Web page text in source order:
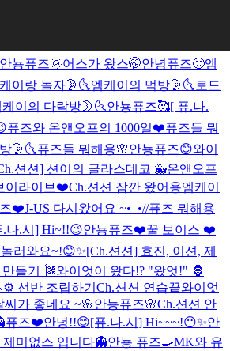
안뇽퓨즈🌞어스가 왔스🤭안녕퓨즈🙂엠
이랑 놀자🌛🌜엠케이의 먹방🌛🌜로드
케이의 다락방🌛🌜안뇽퓨즈🥰[ 퓨.나.
퓨즈와 온앤오프의 1000일❤️퓨즈들 뭐
🌛🌜퓨즈들 뭐해용🌸안뇽퓨즈😊와이
션션] 션이의 글라스데코 🐳온앤오프
이라이브❤️Ch.션션 잠깐 왔어용엠케이
즈❤️J-US 다시왔어요 ~•_•//퓨즈 뭐해용
.나.시] Hi~!!😉안뇽퓨즈❤️꿀 보이스 ❤️
러와요~!😊✨[Ch.션션] 효진, 이션, 제
들기 🎏와이엇이 왔다!? "왔엇!" 🦍
선반 조립하기 Ch.션션 연습끝와이엇
씨가 좋네요 ~🌸안뇽퓨즈🌸Ch.션션 안
퓨즈❤️안녕!!😊[퓨.나.시] Hi~~~!😶✨안
미없스 입니다👻안뇽 퓨즈🍳MK와 유